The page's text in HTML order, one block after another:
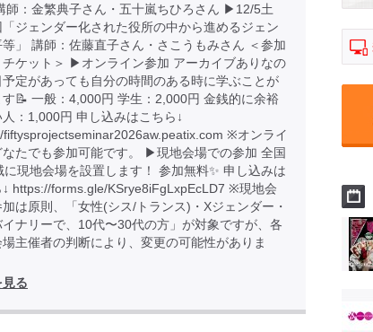
師：金繁典子さん・五十嵐ちひろさん ▶︎12/5土
ジェンダー化された役所の中から進めるジェン
等」 講師：佐藤直子さん・さこうもみさん ＜参加
チケット＞ ▶︎オンライン参加 アーカイブありなの
予定があっても自分の時間のある時に学ぶことが
す📝 一般：4,000円 学生：2,000円 金銭的に余裕
人：1,000円 申し込みはこちら↓
fiftysprojectseminar2026aw.peatix.com ※オンライ
なたでも参加可能です。 ▶︎現地会場での参加 全国
に現地会場を設置します！ 参加無料✨ 申し込みは
↓ https://forms.gle/KSrye8iFgLxpEcLD7 ※現地会
は原則、「女性(シス/トランス)・Xジェンダー・
イナリーで、10代〜30代の方」が対象ですが、各
主催者の判断により、変更の可能性がありま
る